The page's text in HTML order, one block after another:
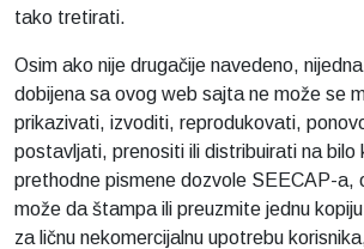
tako tretirati.
Osim ako nije drugačije navedeno,
dobijena sa ovog web sajta ne može se
prikazivati, izvoditi, reprodukovati,
postavljati, prenositi ili distribuirati na bilo
prethodne pismene dozvole SEECAP-a,
može da štampa ili preuzmite jednu
za ličnu nekomercijalnu upotrebu